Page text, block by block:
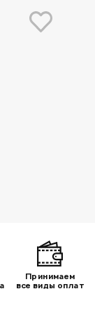
Принимаем
все виды оплат